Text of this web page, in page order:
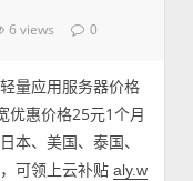
6 views 0
量应用服务器价格
优惠价格25元1个月
本、美国、泰国、
可领上云补贴aly.w